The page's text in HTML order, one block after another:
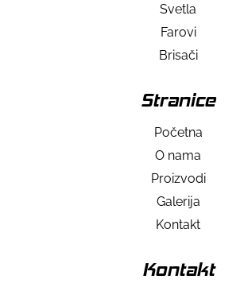
Svetla
Farovi
Brisači
Stranice
Početna
O nama
Proizvodi
Galerija
Kontakt
Kontakt